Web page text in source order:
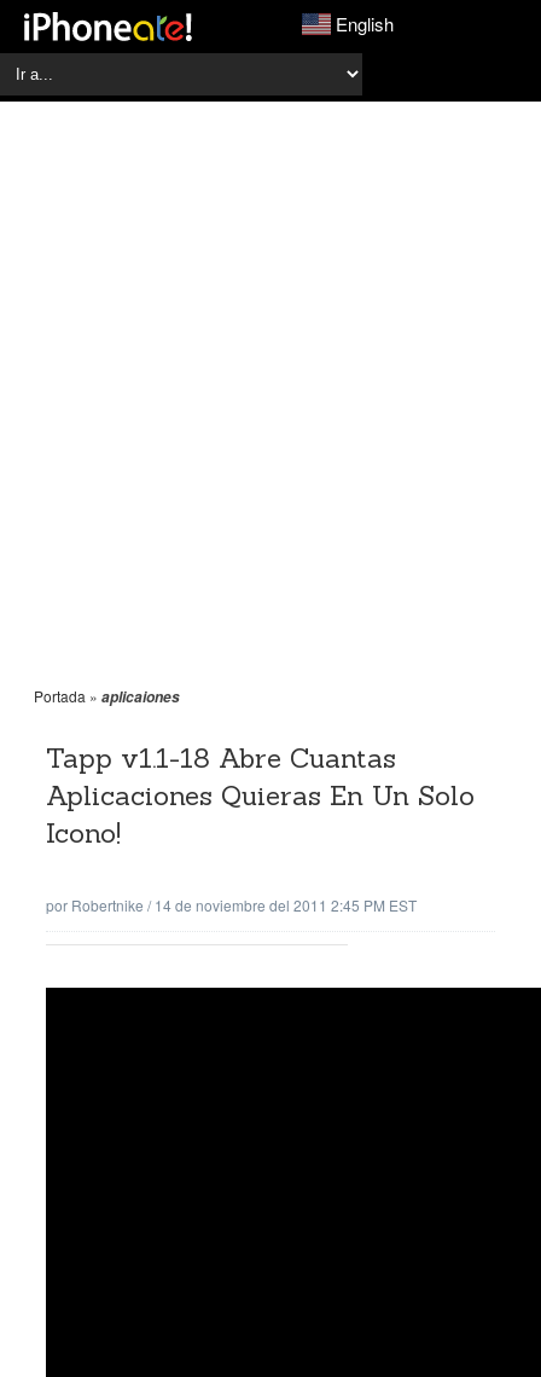
English
Portada » aplicaiones
Tapp v1.1-18 Abre Cuantas
Aplicaciones Quieras En Un Solo
Icono!
por Robertnike /14 de noviembre del 2011 2:45 PM EST